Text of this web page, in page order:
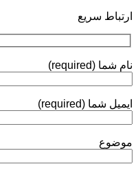
ولو
نیکل
ارتباط سریع
نام شما (required)
ایمیل شما (required)
موضوع